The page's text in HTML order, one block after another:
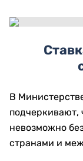
В
подчеркивают,
невозможно
странами и